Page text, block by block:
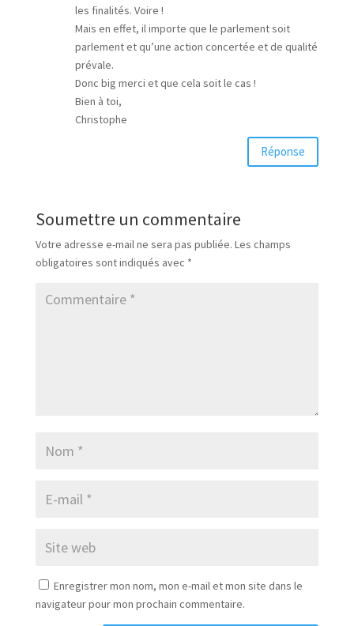
les finalités. Voire !
Mais en effet, il importe que le parlement soit
parlement et qu’une action concertée et de qualité
prévale.
Donc big merci et que cela soit le cas !
Bien à toi,
Christophe
Réponse
Soumettre un commentaire
Votre adresse e-mail ne sera pas publiée. Les champs
obligatoires sont indiqués avec *
Enregistrer mon nom, mon e-mail et mon site dans le
navigateur pour mon prochain commentaire.